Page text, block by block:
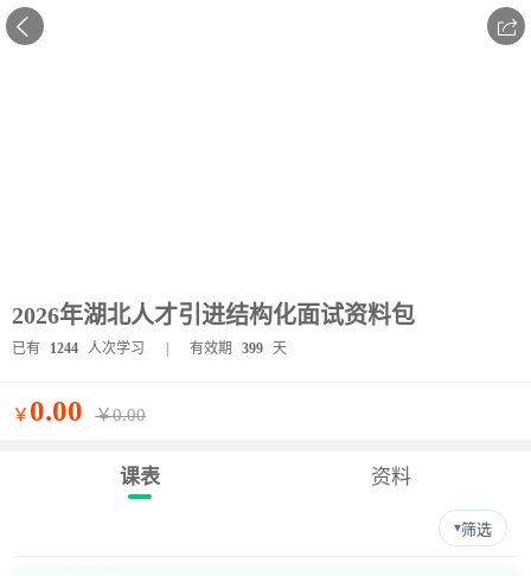
 
2026年湖北人才引进结构化面试资料包
已有 1244 人次学习 有效期 399 天
￥ 0.00 ￥0.00
课表 资料
▾筛选